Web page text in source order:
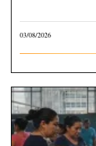
03/08/2026